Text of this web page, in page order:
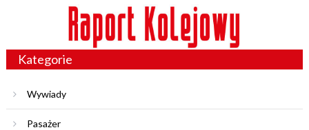
Kategorie
Wywiady
Pasażer